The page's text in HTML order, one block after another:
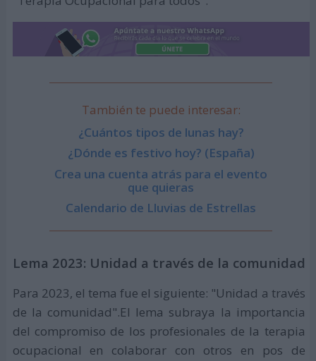
También te puede interesar:
¿Cuántos tipos de lunas hay?
¿Dónde es festivo hoy? (España)
Crea una cuenta atrás para el evento
que quieras
Calendario de Lluvias de Estrellas
Lema 2023: Unidad a través de la comunidad
Para 2023, el tema fue el siguiente: "Unidad a través
de la comunidad".El lema subraya la importancia
del compromiso de los profesionales de la terapia
ocupacional en colaborar con otros en pos de